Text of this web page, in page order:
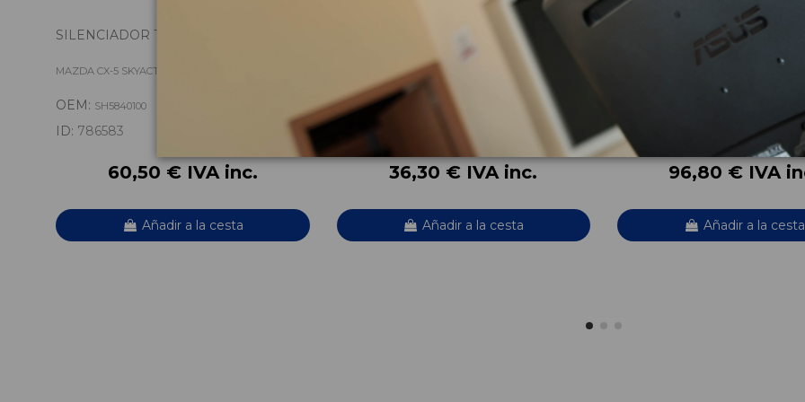
SILENCIADOR TRASERO SH5840100
MAZDA CX-5 SKYACTIV
OEM: SH5840100
ID: 786583
60,50 € IVA inc.
Añadir a la cesta
ALERON TRASERO KD5351960CE4
MAZDA CX-5 SKYACTIV
OEM:KD5351960CE4
36,30 € IVA inc.
Añadir a la cesta
CREMALLERA DIRECCION
ID:
96,80 € IVA
Añadir a la cesta